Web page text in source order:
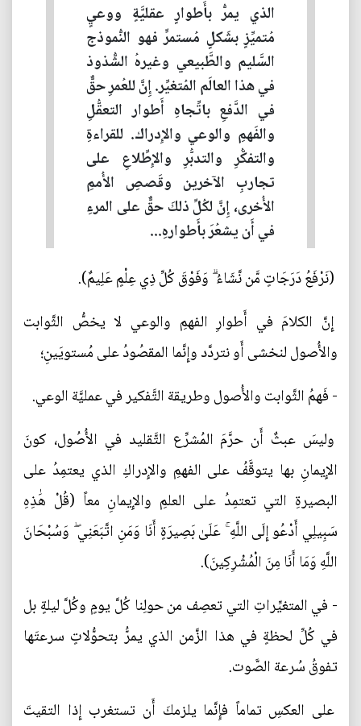
الذي يمرُّ بأَطوارٍ عقليَّةٍ ووعيٍ
مُتميِّزٍ بشَكلٍ مُستمرٍّ فهو النُّموذج
السَّليم والطَّبيعي وغيرهُ الشُّذوذ
في هذا العالَم المُتغيِّر. إِنَّ للعُمرِ حقٌّ
في الدَّفعِ باتِّجاهِ أَطوار التعقُّلِ
والفَهمِ والوعي والإِدراك. للقراءةِ
والتفكُّرِ والتدبُّرِ والإِطِّلاعِ على
تجاربِ الآخرين وقَصصِ الأُممِ
الأُخرى، إِنَّ لكُلِّ ذلكَ حقٌّ على المرءِ
في أَن يشعُرَ بأَطوارهِ...
(نَرْفَعُ دَرَجَاتٍ مَّن نَّشَاءُ ۗ وَفَوْقَ كُلِّ ذِي عِلْمٍ عَلِيمٌ).
إِنَّ الكلامَ في أَطوارِ الفهمِ والوعي لا يخصُّ الثَّوابت
والأُصول لنخشى أَو نتردَّد وإِنَّما المقصُودُ على مُستويَينِ؛
- فَهمُ الثَّوابت والأُصول وطريقة التَّفكير في عمليَّة الوعي.
وليسَ عبثٌ أَن حرَّمَ المُشرِّع التَّقليد في الأُصُول، كونَ
الإِيمانِ بها يتوقَّفُ على الفهمِ والإِدراكِ الذي يعتمِدُ على
البصيرةِ التي تعتمِدُ على العلمِ والإِيمانِ معاً (قُلْ هَٰذِهِ
سَبِيلِي أَدْعُو إِلَى اللَّهِ ۚ عَلَىٰ بَصِيرَةٍ أَنَا وَمَنِ اتَّبَعَنِي ۖ وَسُبْحَانَ
اللَّهِ وَمَا أَنَا مِنَ الْمُشْرِكِينَ).
- في المتغيِّراتِ التي تعصِف من حولِنا كُلَّ يومٍ وكُلَّ ليلةٍ بل
في كُلِّ لحظةٍ في هذا الزَّمن الذي يمرُّ بتحوُّلاتٍ سرعتَها
تفوقُ سُرعة الصَّوت.
على العكسِ تماماً فإِنَّما يلزمكَ أَن تستغرب إِذا التقيتَ